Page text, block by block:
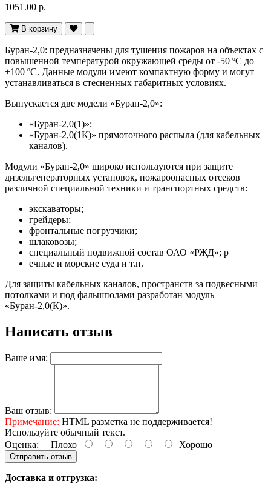
1051.00 р.
В корзину
Буран-2,0: предназначены для тушения пожаров на объектах с
повышенной температурой окружающей среды от -50 ºС до
+100 ºС. Данные модули имеют компактную форму и могут
устанавливаться в стесненных габаритных условиях.
Выпускается две модели «Буран-2,0»:
«Буран-2,0(1)»;
«Буран-2,0(1К)» прямоточного распыла (для кабельных
каналов).
Модули «Буран-2,0» широко используются при защите
дизельгенераторных установок, пожароопасных отсеков
различной специальной техники и транспортных средств:
экскаваторы;
грейдеры;
фронтальные погрузчики;
шлаковозы;
специальный подвижной состав ОАО «РЖД»; р
ечные и морские суда и т.п.
Для защиты кабельных каналов, пространств за подвесными
потолками и под фальшполами разработан модуль
«Буран-2,0(К)».
Написать отзыв
Ваше имя:
Ваш отзыв:
Примечание: HTML разметка не поддерживается!
Используйте обычный текст.
Оценка: Плохо Хорошо
Отправить отзыв
Доставка и отгрузка: